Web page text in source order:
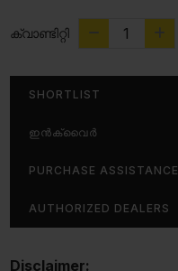
ക്വാണ്ടിറ്റി
SHORTLIST
ഇൻക്വൈർ
PURCHASE ASSISTANCE
AUTHORIZED DEALERS
Disclaimer: